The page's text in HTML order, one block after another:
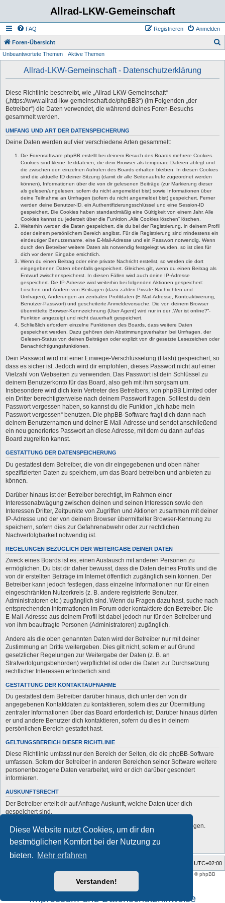
Diese Website nutzt Cookies, um dir den
bestmöglichen Komfort bei der Nutzung zu
bieten. Mehr erfahren
Verstanden!
Allrad-LKW-Gemeinschaft
FAQ Anmelden
Registrieren
Foren-Übersicht
Unbeantwortete Themen Aktive Themen
Allrad-LKW-Gemeinschaft - Datenschutzerklärung
Diese Richtlinie beschreibt, wie „Allrad-LKW-Gemeinschaft“
(„https://www.allrad-lkw-gemeinschaft.de/phpBB3“) (im Folgenden „der
Betreiber“) die Daten verwendet, die während deines Foren-Besuchs
gesammelt werden.
UMFANG UND ART DER DATENSPEICHERUNG
Deine Daten werden auf vier verschiedene Arten gesammelt:
Die Forensoftware phpBB erstellt bei deinem Besuch des Boards mehrere Cookies.
Cookies sind kleine Textdateien, die dein Browser als temporäre Dateien ablegt und
die zwischen den einzelnen Aufrufen des Boards erhalten bleiben. In diesen Cookies
sind die aktuelle ID deiner Sitzung (damit dir alle Seitenaufrufe zugeordnet werden
können), Informationen über die von dir gelesenen Beiträge (zur Markierung dieser
als gelesen/ungelesen; sofern du nicht angemeldet bist) sowie Informationen über
deine Teilnahme an Umfragen (sofern du nicht angemeldet bist) gespeichert. Ferner
werden deine Benutzer-ID, ein Authentifizierungsschlüssel und eine Session-ID
gespeichert. Die Cookies haben standardmäßig eine Gültigkeit von einem Jahr. Alle
Cookies kannst du jederzeit über die Funktion „Alle Cookies löschen“ löschen.
Weiterhin werden die Daten gespeichert, die du bei der Registrierung, in deinem Profil
oder deinem persönlichem Bereich angibst. Für die Registrierung sind mindestens ein
eindeutiger Benutzername, eine E-Mail-Adresse und ein Passwort notwendig. Wenn
durch den Betreiber weitere Daten als notwendig festgelegt wurden, so ist dies für
dich vor deren Eingabe ersichtlich.
Wenn du einen Beitrag oder eine private Nachricht erstellst, so werden die dort
eingegebenen Daten ebenfalls gespeichert. Gleiches gilt, wenn du einen Beitrag als
Entwurf zwischenspeicherst. In diesen Fällen wird auch deine IP-Adresse
gespeichert. Die IP-Adresse wird weiterhin bei folgenden Aktionen gespeichert:
Löschen und Ändern von Beiträgen (dazu zählen Private Nachrichten und
Umfragen), Änderungen an zentralen Profildaten (E-Mail-Adresse, Kontoaktivierung,
Benutzer-Passwort) und gescheiterte Anmeldeversuche. Die von deinem Browser
übermittelte Browser-Kennzeichnung (User Agent) wird nur in der „Wer ist online?“-
Funktion angezeigt und nicht dauerhaft gespeichert.
Schließlich erfordern einzelne Funktionen des Boards, dass weitere Daten
gespeichert werden. Dazu gehören dein Abstimmungsverhalten bei Umfragen, der
Gelesen-Status von deinen Beiträgen oder explizit von dir gesetzte Lesezeichen oder
Benachrichtigungsfunktionen.
Dein Passwort wird mit einer Einwege-Verschlüsselung (Hash) gespeichert, so
dass es sicher ist. Jedoch wird dir empfohlen, dieses Passwort nicht auf einer
Vielzahl von Webseiten zu verwenden. Das Passwort ist dein Schlüssel zu
deinem Benutzerkonto für das Board, also geh mit ihm sorgsam um.
Insbesondere wird dich kein Vertreter des Betreibers, von phpBB Limited oder
ein Dritter berechtigterweise nach deinem Passwort fragen. Solltest du dein
Passwort vergessen haben, so kannst du die Funktion „Ich habe mein
Passwort vergessen“ benutzen. Die phpBB-Software fragt dich dann nach
deinem Benutzernamen und deiner E-Mail-Adresse und sendet anschließend
ein neu generiertes Passwort an diese Adresse, mit dem du dann auf das
Board zugreifen kannst.
GESTATTUNG DER DATENSPEICHERUNG
Du gestattest dem Betreiber, die von dir eingegebenen und oben näher
spezifizierten Daten zu speichern, um das Board betreiben und anbieten zu
können.
Darüber hinaus ist der Betreiber berechtigt, im Rahmen einer
Interessenabwägung zwischen deinen und seinen Interessen sowie den
Interessen Dritter, Zeitpunkte von Zugriffen und Aktionen zusammen mit deiner
IP-Adresse und der von deinem Browser übermittelter Browser-Kennung zu
speichern, sofern dies zur Gefahrenabwehr oder zur rechtlichen
Nachverfolgbarkeit notwendig ist.
REGELUNGEN BEZÜGLICH DER WEITERGABE DEINER DATEN
Zweck eines Boards ist es, einen Austausch mit anderen Personen zu
ermöglichen. Du bist dir daher bewusst, dass die Daten deines Profils und die
von dir erstellten Beiträge im Internet öffentlich zugänglich sein können. Der
Betreiber kann jedoch festlegen, dass einzelne Informationen nur für einen
eingeschränkten Nutzerkreis (z. B. andere registrierte Benutzer,
Administratoren etc.) zugänglich sind. Wenn du Fragen dazu hast, suche nach
entsprechenden Informationen im Forum oder kontaktiere den Betreiber. Die
E-Mail-Adresse aus deinem Profil ist dabei jedoch nur für den Betreiber und
von ihm beauftragte Personen (Administratoren) zugänglich.
Andere als die oben genannten Daten wird der Betreiber nur mit deiner
Zustimmung an Dritte weitergeben. Dies gilt nicht, sofern er auf Grund
gesetzlicher Regelungen zur Weitergabe der Daten (z. B. an
Strafverfolgungsbehörden) verpflichtet ist oder die Daten zur Durchsetzung
rechtlicher Interessen erforderlich sind.
GESTATTUNG DER KONTAKTAUFNAHME
Du gestattest dem Betreiber darüber hinaus, dich unter den von dir
angegebenen Kontaktdaten zu kontaktieren, sofern dies zur Übermittlung
zentraler Informationen über das Board erforderlich ist. Darüber hinaus dürfen
er und andere Benutzer dich kontaktieren, sofern du dies in deinem
persönlichen Bereich gestattet hast.
GELTUNGSBEREICH DIESER RICHTLINIE
Diese Richtlinie umfasst nur den Bereich der Seiten, die die phpBB-Software
umfassen. Sofern der Betreiber in anderen Bereichen seiner Software weitere
personenbezogene Daten verarbeitet, wird er dich darüber gesondert
informieren.
AUSKUNFTSRECHT
Der Betreiber erteilt dir auf Anfrage Auskunft, welche Daten über dich
gespeichert sind.
Du kannst jederzeit die Löschung bzw. Sperrung deiner Daten verlangen.
Kontaktiere hierzu bitte den Betreiber.
UTC+02:00
support forum tricolor phpBB
® Forum Software © phpBB
Limited
Deutsche Übersetzung durch
Impressum und Datenschutzhinweise